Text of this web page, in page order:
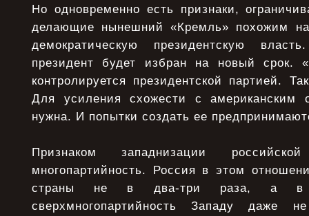
Но одновременно есть признаки,
делающие нынешний «Кремль» похожим
демократическую президентскую
президент будет избран на новый срок.
контролируется президентской партией.
Для усиления схожести с американским
нужна. И попытки создать ее
Признаком западнизации
многопартийность. Россия в этом
страны не в два-три раза, а в
сверхмногопартийность Западу даже